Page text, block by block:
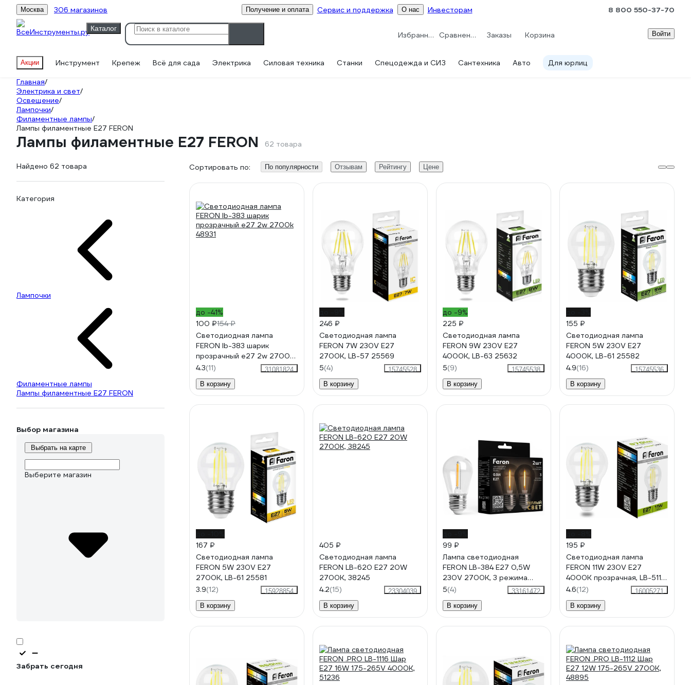
Москва 306 магазинов Получение и оплата Сервис и поддержка О нас Инвесторам 8 800 550-37-70
Каталог
Избранное Сравнение Заказы Корзина Войти
Акции Инструмент Крепеж Всё для сада Электрика Силовая техника Станки Спецодежда и СИЗ Сантехника Авто Для юрлиц
Главная/
Электрика и свет/
Освещение/
Лампочки/
Филаментные лампы/
Лампы филаментные E27 FERON
Лампы филаментные E27 FERON 62 товара
Найдено 62 товара
Категория
Лампочки
Филаментные лампы
Лампы филаментные E27 FERON
Выбор магазина
Выбрать на карте
Выберите магазин
Забрать сегодня
Сортировать по: По популярности Отзывам Рейтингу Цене
до -41%
100 ₽154 ₽
Светодиодная лампа
FERON lb-383 шарик
прозрачный e27 2w 2700k
48931
4.3(11)
31081824
В корзину
246 ₽
Светодиодная лампа
FERON 7W 230V E27
2700K, LB-57 25569
5(4)
15745528
В корзину
до -9%
225 ₽
Светодиодная лампа
FERON 9W 230V E27
4000K, LB-63 25632
5(9)
15745538
В корзину
155 ₽
Светодиодная лампа
FERON 5W 230V E27
4000K, LB-61 25582
4.9(16)
15745536
В корзину
167 ₽
Светодиодная лампа
FERON 5W 230V E27
2700K, LB-61 25581
3.9(12)
15928854
В корзину
405 ₽
Cветодиодная лампа
FERON LB-620 E27 20W
2700K, 38245
4.2(15)
23304039
В корзину
99 ₽
Лампа светодиодная
FERON LB-384 E27 0,5W
230V 2700K, 3 режима
работы, 2шт в упак, 51036
5(4)
33161472
В корзину
195 ₽
Светодиодная лампа
FERON 11W 230V E27
4000K прозрачная, LB-511
38016
4.6(12)
16005271
В корзину